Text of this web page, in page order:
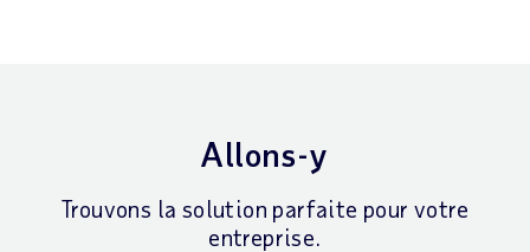
Allons-y
Trouvons la solution parfaite pour votre
entreprise.